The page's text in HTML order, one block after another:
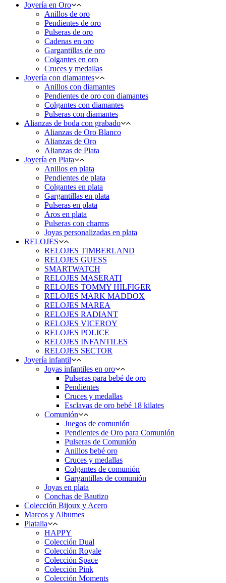
Joyería en Oro
Anillos de oro
Pendientes de oro
Pulseras de oro
Cadenas en oro
Gargantillas de oro
Colgantes en oro
Cruces y medallas
Joyería con diamantes
Anillos con diamantes
Pendientes de oro con diamantes
Colgantes con diamantes
Pulseras con diamantes
Alianzas de boda con grabado
Alianzas de Oro Blanco
Alianzas de Oro
Alianzas de Plata
Joyería en Plata
Anillos en plata
Pendientes de plata
Colgantes en plata
Gargantillas en plata
Pulseras en plata
Aros en plata
Pulseras con charms
Joyas personalizadas en plata
RELOJES
RELOJES TIMBERLAND
RELOJES GUESS
SMARTWATCH
RELOJES MASERATI
RELOJES TOMMY HILFIGER
RELOJES MARK MADDOX
RELOJES MAREA
RELOJES RADIANT
RELOJES VICEROY
RELOJES POLICE
RELOJES INFANTILES
RELOJES SECTOR
Joyería infantil
Joyas infantiles en oro
Pulseras para bebé de oro
Pendientes
Cruces y medallas
Esclavas de oro bebé 18 kilates
Comunión
Juegos de comunión
Pendientes de Oro para Comunión
Pulseras de Comunión
Anillos bebé oro
Cruces y medallas
Colgantes de comunión
Gargantillas de comunión
Joyas en plata
Conchas de Bautizo
Colección Bijoux y Acero
Marcos y Albumes
Platalia
HAPPY
Colección Dual
Colección Royale
Colección Space
Colección Pink
Colección Moments